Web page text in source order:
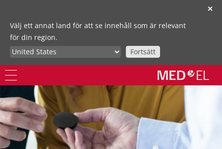
✕
Välj ett annat land för att se innehåll som är relevant
för din region.
Fortsätt